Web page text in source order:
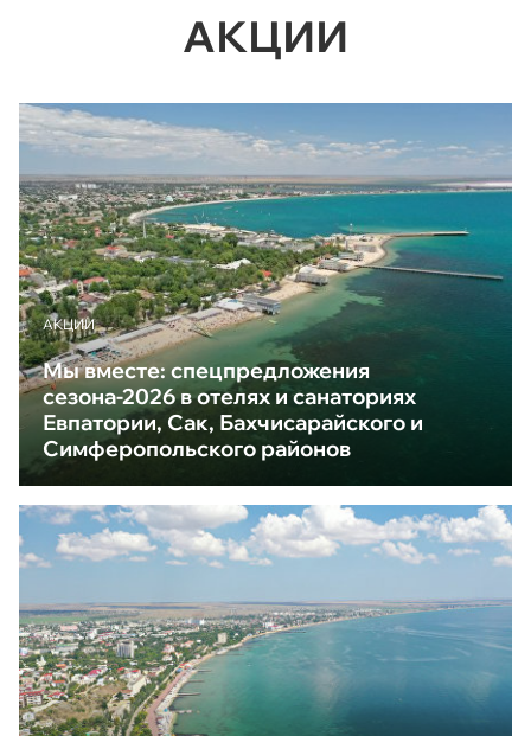
АКЦИИ
АКЦИИ
Мы вместе: спецпредложения
сезона-2026 в отелях и санаториях
Евпатории, Сак, Бахчисарайского и
Симферопольского районов